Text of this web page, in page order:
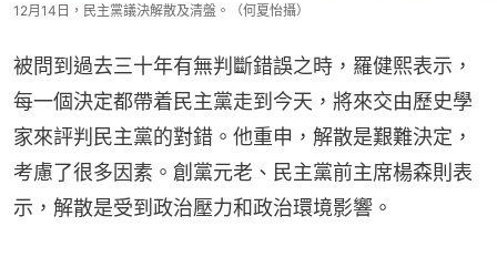
12月14日，民主黨議決解散及清盤。（何夏怡攝）
被問到過去三十年有無判斷錯誤之時，羅健熙表示，
每一個決定都帶着民主黨走到今天，將來交由歷史學
家來評判民主黨的對錯。他重申，解散是艱難決定，
考慮了很多因素。創黨元老、民主黨前主席楊森則表
示，解散是受到政治壓力和政治環境影響。